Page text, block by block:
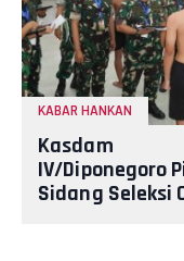
KABAR HANKAN
Kasdam
IV/Diponegoro
Sidang Seleksi